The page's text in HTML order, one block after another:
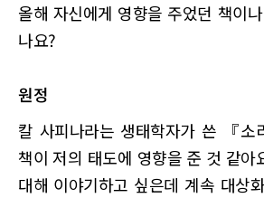
올해 자신에게 영향을 주었던 책이
나요?
원정
칼 사피나라는 생태학자가 쓴 『소
책이 저의 태도에 영향을 준 것 같아
대해 이야기하고 싶은데 계속 대상